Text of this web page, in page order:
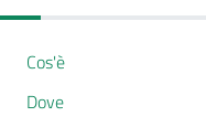
Cos'è
Dove